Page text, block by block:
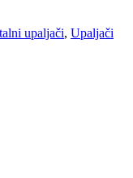
upaljači, Upaljači